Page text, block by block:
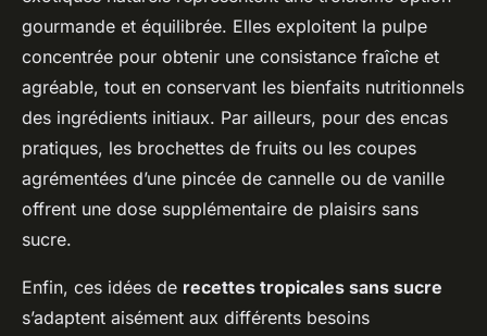
gourmande et équilibrée. Elles exploitent la pulpe
concentrée pour obtenir une consistance fraîche et
agréable, tout en conservant les bienfaits nutritionnels
des ingrédients initiaux. Par ailleurs, pour des encas
pratiques, les brochettes de fruits ou les coupes
agrémentées d’une pincée de cannelle ou de vanille
offrent une dose supplémentaire de plaisirs sans
sucre.
Enfin, ces idées de recettes tropicales sans sucre
s’adaptent aisément aux différents besoins